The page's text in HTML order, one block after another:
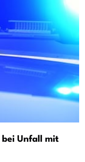
bei Unfall mit